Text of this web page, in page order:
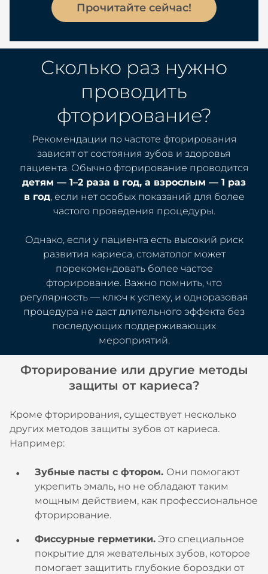
Прочитайте сейчас!
Сколько раз нужно
проводить
фторирование?
Рекомендации по частоте фторирования
зависят от состояния зубов и здоровья
пациента. Обычно фторирование проводится
детям — 1–2 раза в год, а взрослым — 1 раз
в год, если нет особых показаний для более
частого проведения процедуры.
Однако, если у пациента есть высокий риск
развития кариеса, стоматолог может
порекомендовать более частое
фторирование. Важно помнить, что
регулярность — ключ к успеху, и одноразовая
процедура не даст длительного эффекта без
последующих поддерживающих
мероприятий.
Фторирование или другие методы
защиты от кариеса?
Кроме фторирования, существует несколько
других методов защиты зубов от кариеса.
Например:
Зубные пасты с фтором. Они помогают
укрепить эмаль, но не обладают таким
мощным действием, как профессиональное
фторирование.
Фиссурные герметики. Это специальное
покрытие для жевательных зубов, которое
помогает защитить глубокие бороздки от